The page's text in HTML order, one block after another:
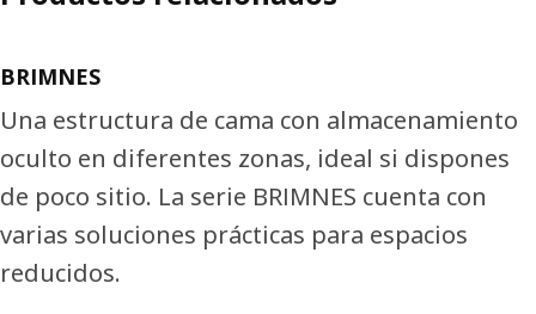
BRIMNES
Una estructura de cama con almacenamiento
oculto en diferentes zonas, ideal si dispones
de poco sitio. La serie BRIMNES cuenta con
varias soluciones prácticas para espacios
reducidos.